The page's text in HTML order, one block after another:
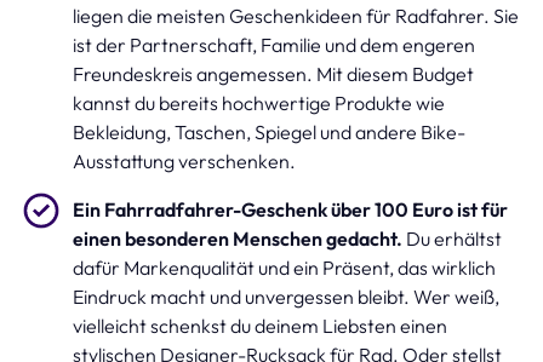
liegen die meisten Geschenkideen für Radfahrer. Sie
ist der Partnerschaft, Familie und dem engeren
Freundeskreis angemessen. Mit diesem Budget
kannst du bereits hochwertige Produkte wie
Bekleidung, Taschen, Spiegel und andere Bike-
Ausstattung verschenken.
Ein Fahrradfahrer-Geschenk über 100 Euro ist für
einen besonderen Menschen gedacht. Du erhältst
dafür Markenqualität und ein Präsent, das wirklich
Eindruck macht und unvergessen bleibt. Wer weiß,
vielleicht schenkst du deinem Liebsten einen
stylischen Designer-Rucksack für Rad. Oder stellst